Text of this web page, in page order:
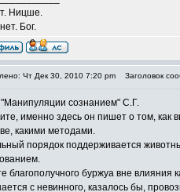
Ницше.
Бог.
Чт Дек 30, 2010 7:20 pm Заголовок
"Манипуляции сознанием" С.Г.
именно здесь он пишет о том, как
какими методами.
порядок поддерживается
благополучного буржуа вне
с невинного, казалось бы,